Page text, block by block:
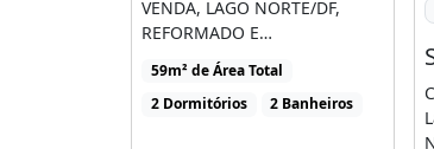
Agende já sua visita!!!
(Os preços e
Por este motivo,
VENDA, LAGO NORTE/DF,
REFORMADO E
MOBILIADOLocalização CA do
Lago Norte, Brasília/DFÁrea
[...]
59m² de Área Total
2 Dormitórios
2 Banheiros